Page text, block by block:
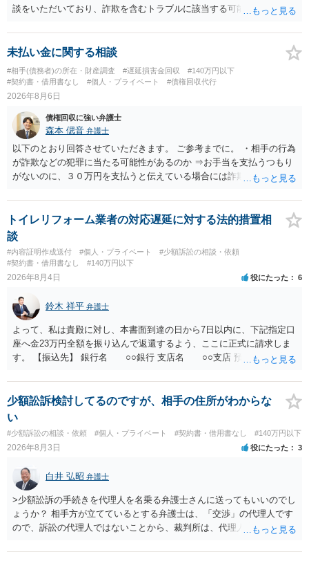
談をいただいており、詐欺を含むトラブルに該当する可能性があるで
ります。 お金を渡した方法が現金手渡しではなく、指定口座への振込
であるならば、相手方の身元を特定できる可能性もあるでしょう。 い
ずれにせよ、まずは速やかに最寄りの警察署に被害相談に行くことを
お勧めします。
未払い金に関する相談
#相手(債務者)の所在・財産調査 #遅延損害金回収
#140万円以下
#契約書・借用書なし
#個人・プライベート #債権回収代行
2026年8月6日
債権回収に強い弁護士
森本 偲音 弁護士
以下のとおり回答させていただきます。 ご参考までに。 ・相手の行為
が詐欺などの犯罪に当たる可能性があるのか ⇒お手当を支払うつもり
がないのに、３０万円を支払うと伝えている場合には詐欺罪に該当す
段が取れるのか ⇒契約に基づく履行請求として３０万円を請求するこ
とが考えられますが、 パパ活の契約は、売春防止法に抵触する契約
であるため、公序良俗に反する契約として 民法上無効（民法９０
条）となるため、相手方に請求できない可能性が高いです。 ・相手の
氏名や住所が分からない状態でも対応可能なのか ⇒訴訟等の裁判上の
手続を利用する場合には、原則として相手方の住所・氏名を把握して
トイレリフォーム業者の対応遅延に対する法的措置相
談
#内容証明作成送付 #個人・プライベート
#少額訴訟の相談・依頼
#契約書・借用書なし
#140万円以下
2026年8月4日 役にたった 6
鈴木 祥平 弁護士
よって、私は貴殿に対し、本書面到達の日から7日以内に、下記指定口
座へ金23万円全額を振り込んで返還するよう、ここに正式に請求しま
す。 【振込先】 銀行名 ○○銀行 支店名 ○○支店 預金種別 普通
されない場合には、貴殿には任意に返金する意思がないものと判断
し、やむを得ず、返還金23万円及びこれに対する遅延損害金の支払い
を求める民事訴訟、支払督促その他必要な法的手続を直ちに講じま
いても併せて請求する予定ですので、あらかじめ申し添えます。 本件
は、貴殿自らが契約を解約したことによって生じた返還義務の履行を
求めるものにすぎません。貴殿の仕入先との取引関係や返金時期など
の内部事情は、私に対する返還義務の発生や履行時期には何ら影響を
及ぼすものではありません。 これ以上、本件の解決を不必要に遅延さ
せることなく、誠意をもって速やかに返金手続を履行されるよう、強
く求めます。 以上
少額訟訴検討してるのですが、相手の住所がわからな
い
#少額訴訟の相談・依頼 #個人・プライベート #契約書・借用書なし #140万円以下
2026年8月3日 役にたった 3
白井 弘昭 弁護士
>少額訟訴の手続きを代理人を名乗る弁護士さんに送ってもいいのでし
ょうか？ 相手方が立てているとする弁護士は、「交渉」の代理人です
ので、訴訟の代理人ではないことから、裁判所は、代理人宛ての訴状
ている場合は、相手方（被告）の住所で訴状を作成提出し、裁判所に